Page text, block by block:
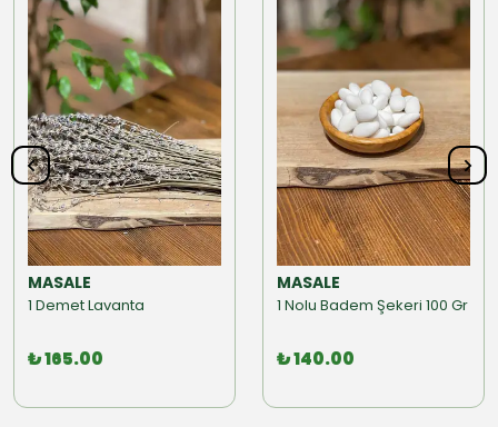
MASALE
1 Demet Lavanta
₺ 165.00
MASALE
1 Nolu Badem Şekeri 100 Gr
₺ 140.00